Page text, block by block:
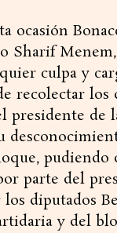
ocasión
Sharif
culpa y
recolectar los
presidente de
pudiendo
parte del
los diputados
y del